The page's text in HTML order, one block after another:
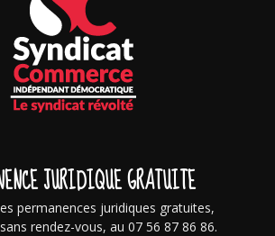
JURIDIQUE GRATUITE
permanences juridiques gratuites,
rendez-vous, au 07 56 87 86 86.